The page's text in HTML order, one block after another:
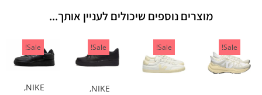
מוצרים נוספים שיכולים לעניין אותך...
Sale!
Sale!
Sale!
NIKE
,
Sale!
NIKE
,